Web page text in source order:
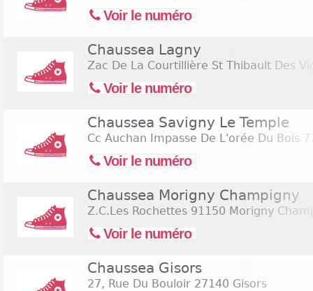
Voir le numéro
Chaussea Lagny
Zac De La Courtillière St Thibault Des
Voir le numéro
Chaussea Savigny Le Temple
Cc Auchan Impasse De L'orée Du Bois
Voir le numéro
Chaussea Morigny Champigny
Z.C.Les Rochettes 91150 Morigny
Voir le numéro
Chaussea Gisors
27, Rue Du Bouloir 27140 Gisors